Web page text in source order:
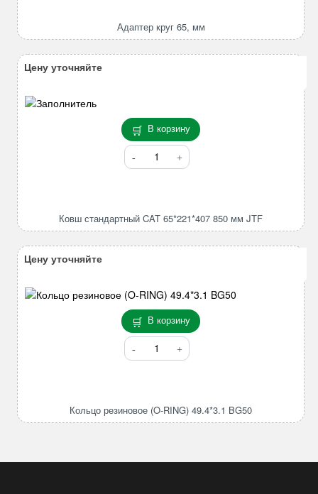
мм
Адаптер круг 65, мм
В корзину
Количество
товара
65*221*407
Ковш стандартный CAT 65*221*407 850 мм JTF
Цену уточняйте
В корзину
Количество
товара
RING)
Кольцо резиновое (O-RING) 49.4*3.1 BG50
Цену уточняйте